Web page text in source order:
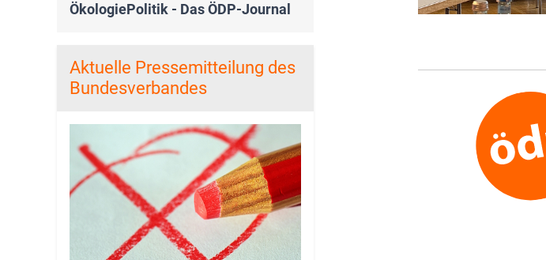
Aktuelle Pressemitteilung des
Bundesverbandes
ÖkologiePolitik - Das ÖDP-Journal